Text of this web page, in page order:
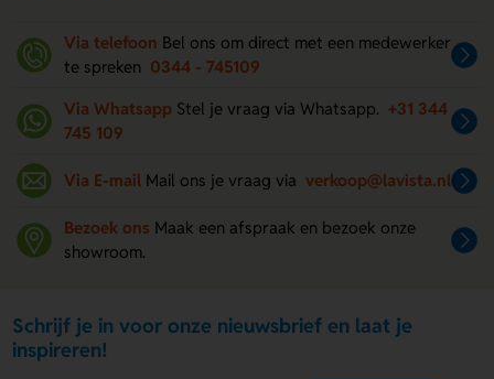
Via telefoon Bel ons om direct met een medewerker
te spreken 0344 - 745109
Via Whatsapp Stel je vraag via Whatsapp. +31 344
745 109
Via E-mail Mail ons je vraag via verkoop@lavista.nl
Bezoek ons Maak een afspraak en bezoek onze
showroom.
Schrijf je in voor onze nieuwsbrief en laat je
inspireren!